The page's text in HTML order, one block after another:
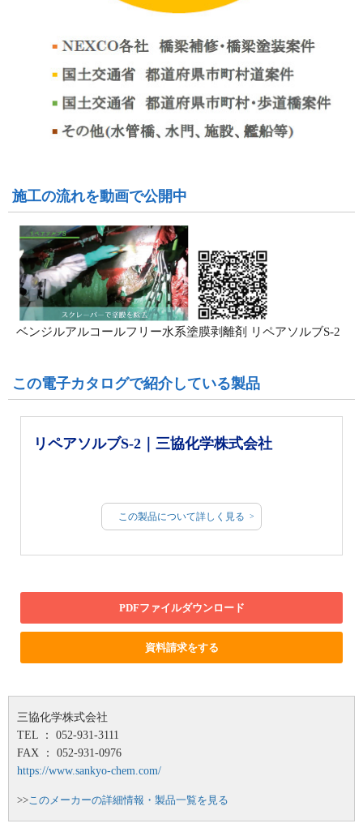
施工の流れを動画で公開中
ベンジルアルコールフリー水系塗膜剥離剤 リペアソルブS-2
この電子カタログで紹介している製品
リペアソルブS-2｜三協化学株式会社
この製品について詳しく見る
PDFファイルダウンロード
資料請求をする
三協化学株式会社
TEL ： 052-931-3111
FAX ： 052-931-0976
https://www.sankyo-chem.com/
>> このメーカーの詳細情報・製品一覧を見る